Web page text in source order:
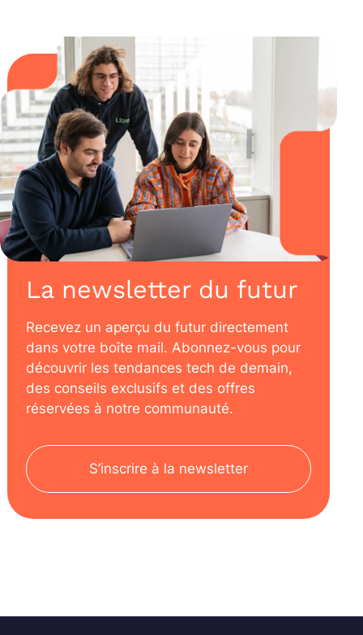
La newsletter du futur
Recevez un aperçu du futur directement
dans votre boîte mail. Abonnez-vous pour
découvrir les tendances tech de demain,
des conseils exclusifs et des offres
réservées à notre communauté.
S’inscrire à la newsletter